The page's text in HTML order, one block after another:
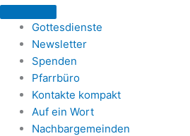
Zum
Inhalt
springen
Gottesdienste
Newsletter
Spenden
Pfarrbüro
Kontakte kompakt
Auf ein Wort
Nachbargemeinden